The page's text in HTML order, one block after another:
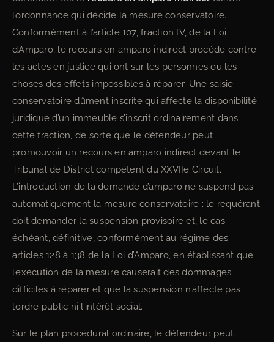
l’ordonnance qui décide la mesure conservatoire.
Conformément à l’article 107, fraction IV, de la Loi
d’Amparo, le recours en amparo indirect procède contre
les actes en justice qui ont sur les personnes ou les
choses des effets impossibles à réparer. Une saisie
conservatoire dûment inscrite qui affecte la disponibilité
juridique d’un immeuble s’inscrit ordinairement dans
cette fraction, de sorte que le défendeur peut
promouvoir un recours en amparo indirect devant le
Tribunal de District compétent du XXVIIe Circuit.
L’introduction de la demande d’amparo ne suspend pas
automatiquement la mesure conservatoire ; le requérant
doit demander la suspension provisoire et, le cas
échéant, définitive, conformément au régime des
articles 128 à 138 de la Loi d’Amparo, en établissant que
l’exécution de la mesure causerait des dommages
difficiles à réparer et que la suspension n’affecte pas
l’ordre public ni l’intérêt social.
Sur le plan procédural ordinaire, le défendeur peut